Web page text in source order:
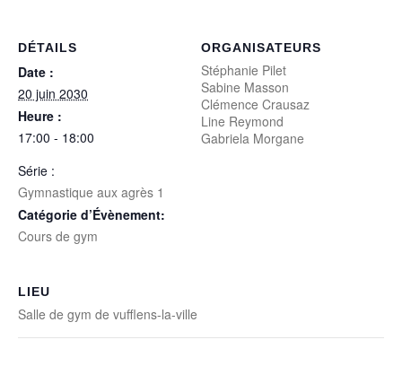
DÉTAILS
Date :
20 juin 2030
Heure :
17:00 - 18:00
Série :
Gymnastique aux agrès 1
Catégorie d’Évènement:
Cours de gym
ORGANISATEURS
Stéphanie Pilet
Sabine Masson
Clémence Crausaz
Line Reymond
Gabriela Morgane
LIEU
Salle de gym de vufflens-la-ville